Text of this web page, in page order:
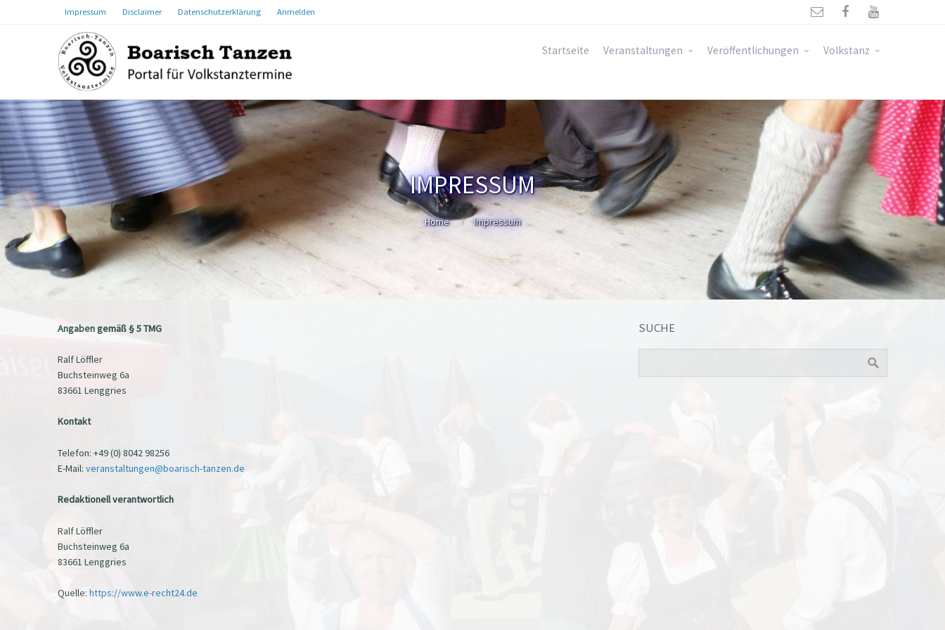
Impressum Disclaimer Datenschutzerklärung Anmelden   
Startseite Veranstaltungen Veröffentlichungen Volkstanz
IMPRESSUM
Home Impressum
Angaben gemäß § 5 TMG
Ralf Löffler
Buchsteinweg 6a
83661 Lenggries
Kontakt
Telefon: +49 (0) 8042 98256
E-Mail: veranstaltungen@boarisch-tanzen.de
Redaktionell verantwortlich
Ralf Löffler
Buchsteinweg 6a
83661 Lenggries
Quelle: https://www.e-recht24.de
SUCHE